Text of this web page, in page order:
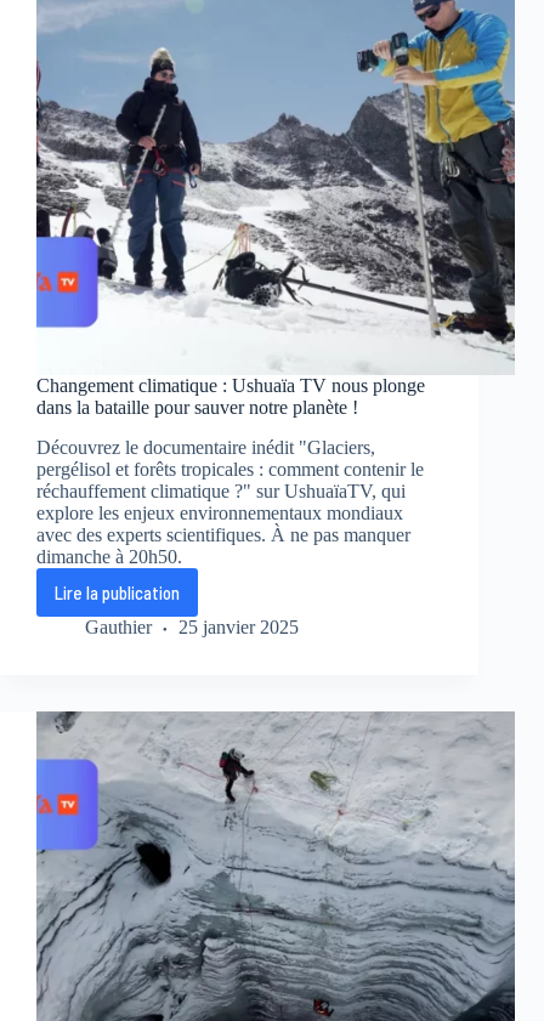
Lanka
Changement climatique : Ushuaïa TV nous plonge
dans la bataille pour sauver notre planète !
Découvrez le documentaire inédit "Glaciers,
pergélisol et forêts tropicales : comment contenir le
réchauffement climatique ?" sur UshuaïaTV, qui
explore les enjeux environnementaux mondiaux
avec des experts scientifiques. À ne pas manquer
dimanche à 20h50.
Lire la publication
Changement
climatique
nous
plonge
dans
la
bataille
pour
sauver
notre
planète
Gauthier 25 janvier 2025